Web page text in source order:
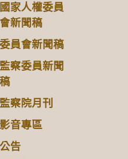
國家人權委員
會新聞稿
委員會新聞稿
監察委員新聞
稿
監察院月刊
影音專區
公告